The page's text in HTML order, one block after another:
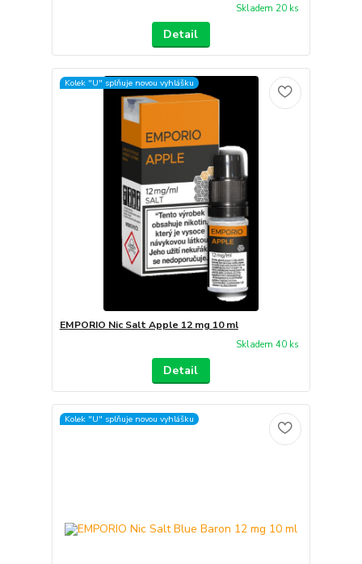
Skladem 20 ks
Detail
Kolek "U" splňuje novou vyhlášku
EMPORIO Nic Salt Apple 12 mg 10 ml
Skladem 40 ks
Detail
Kolek "U" splňuje novou vyhlášku